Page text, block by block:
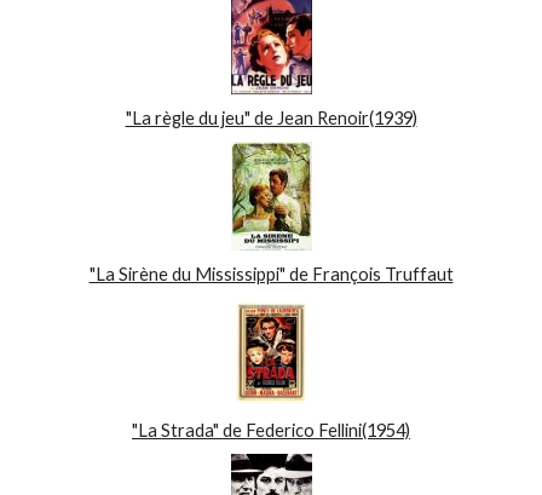
"La règle du jeu" de Jean Renoir(1939)
"La Sirène du Mississippi" de François Truffaut
"La Strada" de Federico Fellini(1954)